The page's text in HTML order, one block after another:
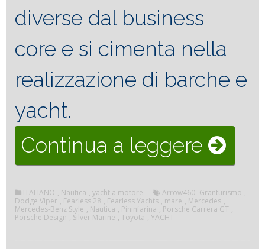
diverse dal business
core e si cimenta nella
realizzazione di barche e
yacht.
Continua a leggere
una
ITALIANO , Nautica , yacht a motore Arrow460- Granturismo ,
Dodge Viper , Fearless 28 , Fearless Yachts , mare , Mercedes ,
Mercedes-Benz Style , Nautica , Pininfarina , Porsche Carrera GT ,
Porsche Design , Silver Marine , Toyota , YACHT